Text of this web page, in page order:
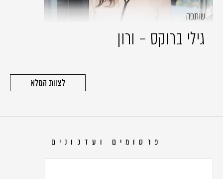
שותפה
גילי ברוקס – ורון
לצוות המלא
פרסומים ועדכונים